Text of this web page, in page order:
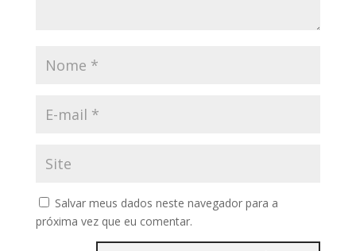
Salvar meus dados neste navegador para a
próxima vez que eu comentar.